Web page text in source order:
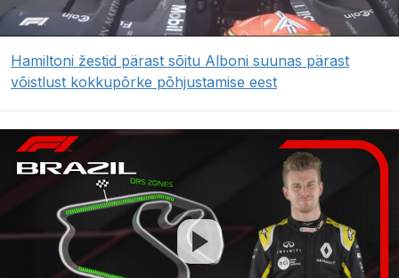
Hamiltoni žestid pärast sõitu Alboni suunas pärast
võistlust kokkupõrke põhjustamise eest